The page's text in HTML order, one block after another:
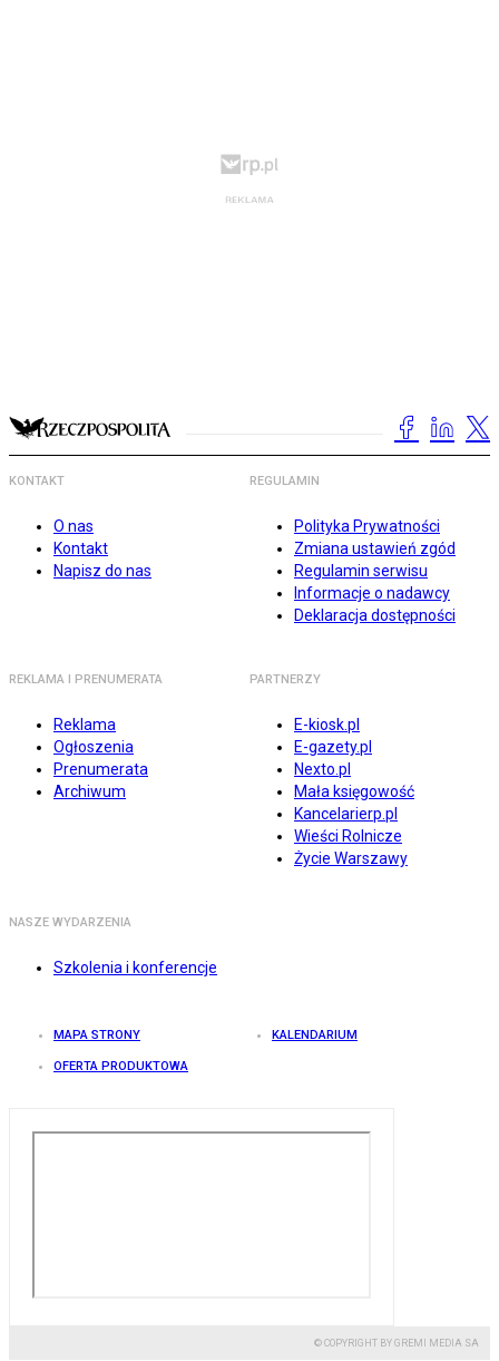
KONTAKT
O nas
Kontakt
Napisz do nas
REGULAMIN
Polityka Prywatności
Zmiana ustawień zgód
Regulamin serwisu
Informacje o nadawcy
Deklaracja dostępności
REKLAMA I PRENUMERATA
Reklama
Ogłoszenia
Prenumerata
Archiwum
PARTNERZY
E-kiosk.pl
E-gazety.pl
Nexto.pl
Mała księgowość
Kancelarierp.pl
Wieści Rolnicze
Życie Warszawy
NASZE WYDARZENIA
Szkolenia i konferencje
MAPA STRONY KALENDARIUM
OFERTA PRODUKTOWA
© COPYRIGHT BY GREMI MEDIA SA